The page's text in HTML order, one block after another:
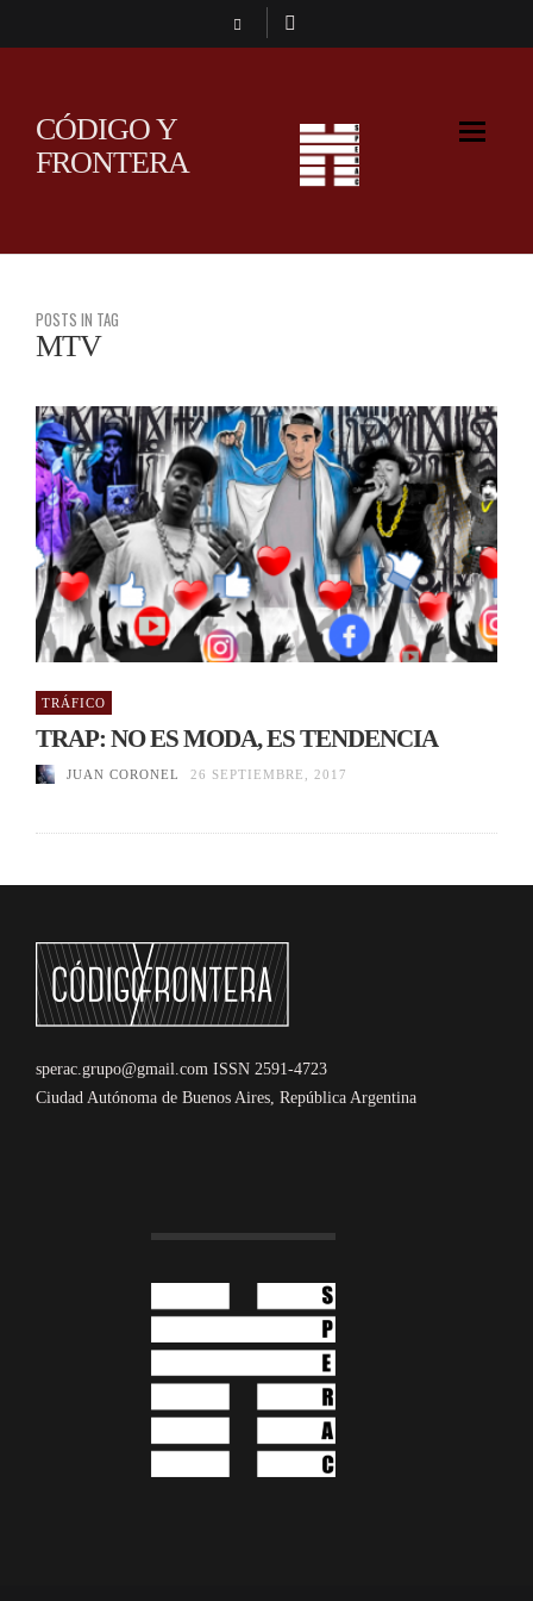
CÓDIGO Y
FRONTERA
POSTS IN TAG
MTV
TRÁFICO
TRAP: NO ES MODA, ES TENDENCIA
JUAN CORONEL 26 SEPTIEMBRE, 2017
sperac.grupo@gmail.com ISSN 2591-4723
Ciudad Autónoma de Buenos Aires, República Argentina